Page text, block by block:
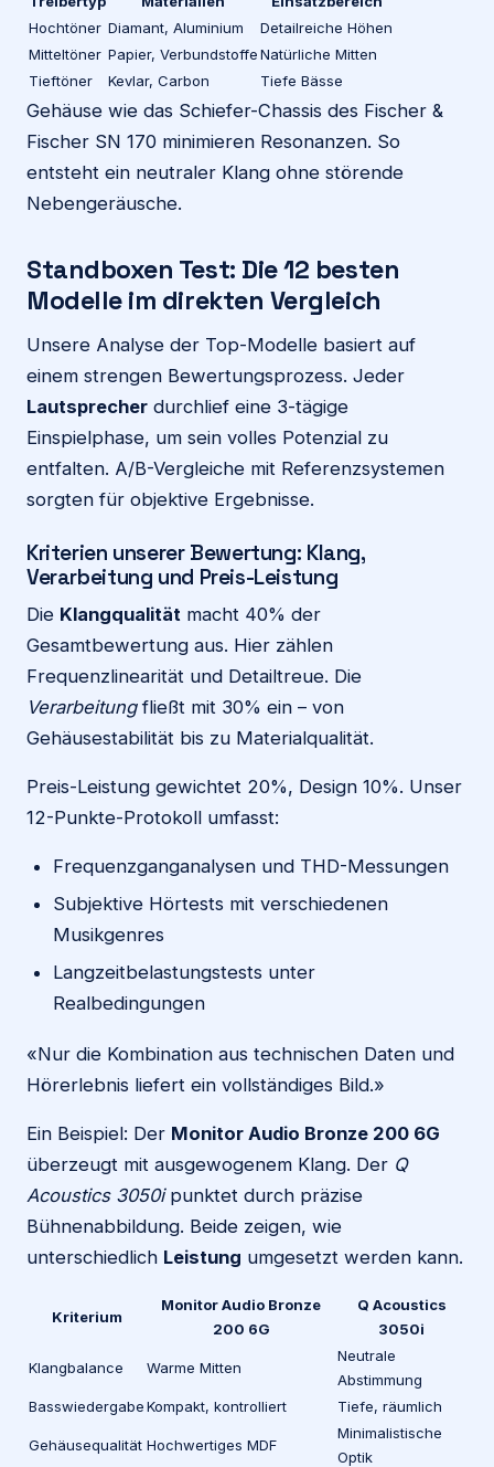
Hochtöner Diamant, Aluminium
Detailreiche Höhen
Mitteltöner Papier, VerbundstoffeNatürliche Mitten
Tieftöner
Kevlar, Carbon Tiefe Bässe
Gehäuse wie das Schiefer-Chassis des Fischer &
Fischer SN 170 minimieren Resonanzen. So
entsteht ein neutraler Klang ohne störende
Nebengeräusche.
Standboxen Test: Die 12 besten
Modelle im direkten Vergleich
Unsere Analyse der Top-Modelle basiert auf
einem strengen Bewertungsprozess. Jeder
Lautsprecher durchlief eine 3-tägige
Einspielphase, um sein volles Potenzial zu
entfalten. A/B-Vergleiche mit Referenzsystemen
sorgten für objektive Ergebnisse.
Kriterien unserer Bewertung: Klang,
Verarbeitung und Preis-Leistung
Die Klangqualität macht 40% der
Gesamtbewertung aus. Hier zählen
Frequenzlinearität und Detailtreue. Die
Verarbeitungfließt mit 30% ein – von
Gehäusestabilität bis zu Materialqualität.
Preis-Leistung gewichtet 20%, Design 10%. Unser
12-Punkte-Protokoll umfasst:
Frequenzganganalysen und THD-Messungen
Subjektive Hörtests mit verschiedenen
Musikgenres
Langzeitbelastungstests unter
Realbedingungen
«Nur die Kombination aus technischen Daten und
Hörerlebnis liefert ein vollständiges Bild.»
Ein Beispiel: Der Monitor Audio Bronze 200 6G
überzeugt mit ausgewogenem Klang. Der Q
Acoustics 3050ipunktet durch präzise
Bühnenabbildung. Beide zeigen, wie
unterschiedlich Leistung umgesetzt werden kann.
Kriterium
Monitor Audio Bronze
200 6G
Q Acoustics
3050i
Klangbalance Warme Mitten
Neutrale
Abstimmung
BasswiedergabeKompakt, kontrolliert Tiefe, räumlich
Gehäusequalität Hochwertiges MDF
Minimalistische
Optik